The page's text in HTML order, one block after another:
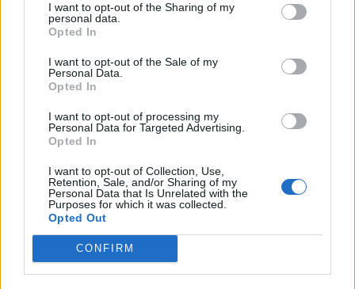
I want to opt-out of the Sharing of my
personal data.
Opted In
I want to opt-out of the Sale of my
Personal Data.
Opted In
I want to opt-out of processing my
Personal Data for Targeted Advertising.
Opted In
I want to opt-out of Collection, Use,
Retention, Sale, and/or Sharing of my
Personal Data that Is Unrelated with the
Purposes for which it was collected.
Opted Out
CONFIRM
Sommersøndager på
Ødegaarden båtbyggeri